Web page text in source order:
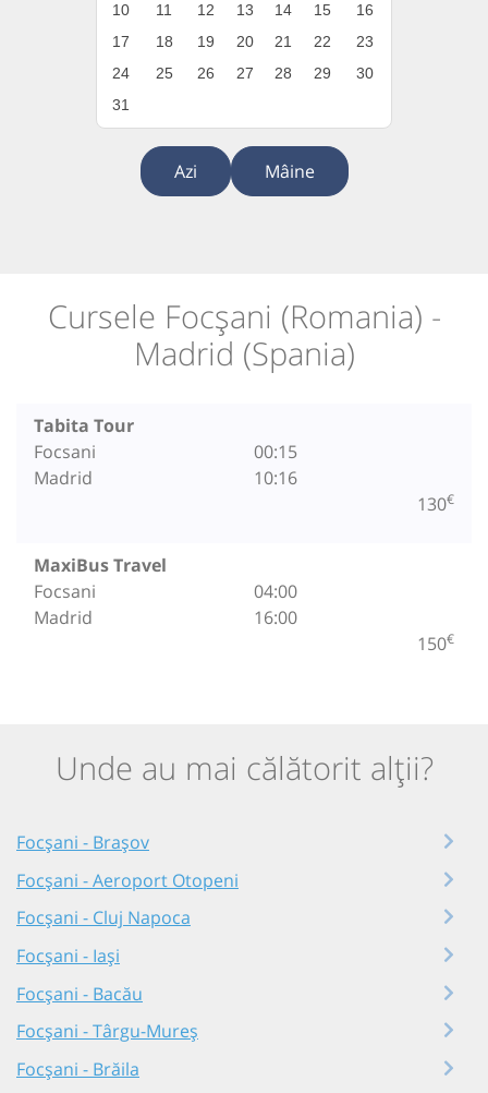
10
11 12 13 14 15
16
17
18 19 20 21 22
23
24
25 26 27 28 29
30
31
Azi Mâine
Cursele Focșani (Romania) -
Madrid (Spania)
Tabita Tour
Focsani
Madrid
00:15
10:16
130€
MaxiBus Travel
Focsani
Madrid
04:00
16:00
150€
Unde au mai călătorit alții?
Focșani - Brașov
Focșani - Aeroport Otopeni
Focșani - Cluj Napoca
Focșani - Iași
Focșani - Bacău
Focșani - Târgu-Mureș
Focșani - Brăila